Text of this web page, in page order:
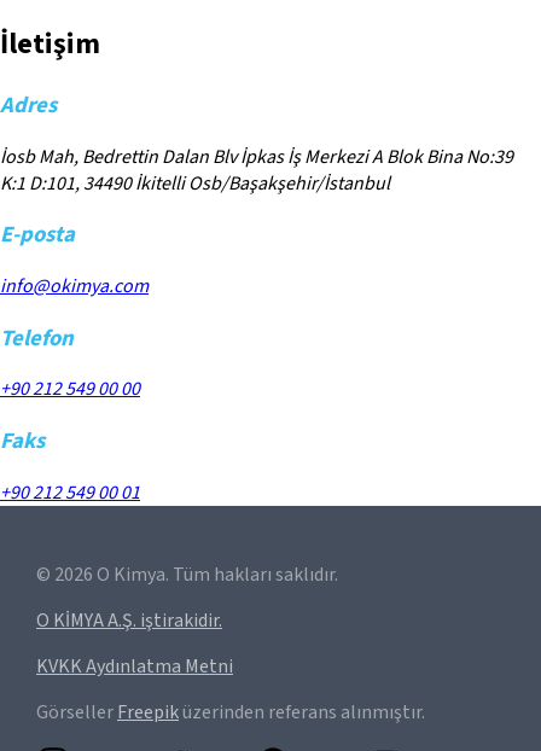
İletişim
Adres
İosb Mah, Bedrettin Dalan Blv İpkas İş Merkezi A Blok Bina No:39
K:1 D:101, 34490 İkitelli Osb/Başakşehir/İstanbul
E-posta
info@okimya.com
Telefon
+90 212 549 00 00
Faks
+90 212 549 00 01
© 2026 O Kimya. Tüm hakları saklıdır.
O KİMYA A.Ş. iştirakidir.
KVKK Aydınlatma Metni
GörsellerFreepiküzerinden referans alınmıştır.